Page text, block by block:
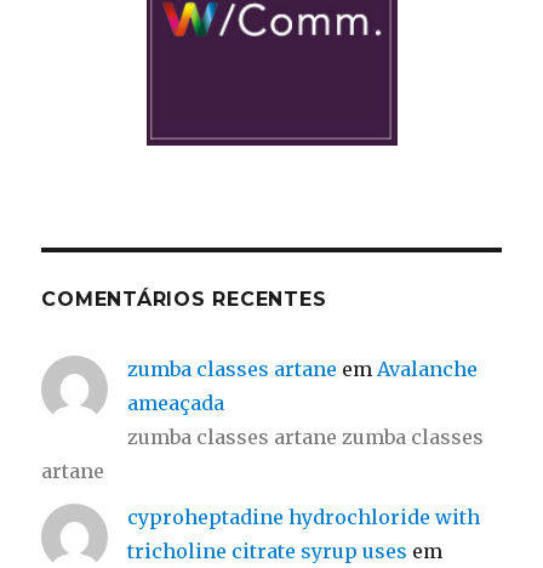
COMENTÁRIOS RECENTES
zumba classes artane em Avalanche
ameaçada
zumba classes artane zumba classes
artane
cyproheptadine hydrochloride with
tricholine citrate syrup uses em